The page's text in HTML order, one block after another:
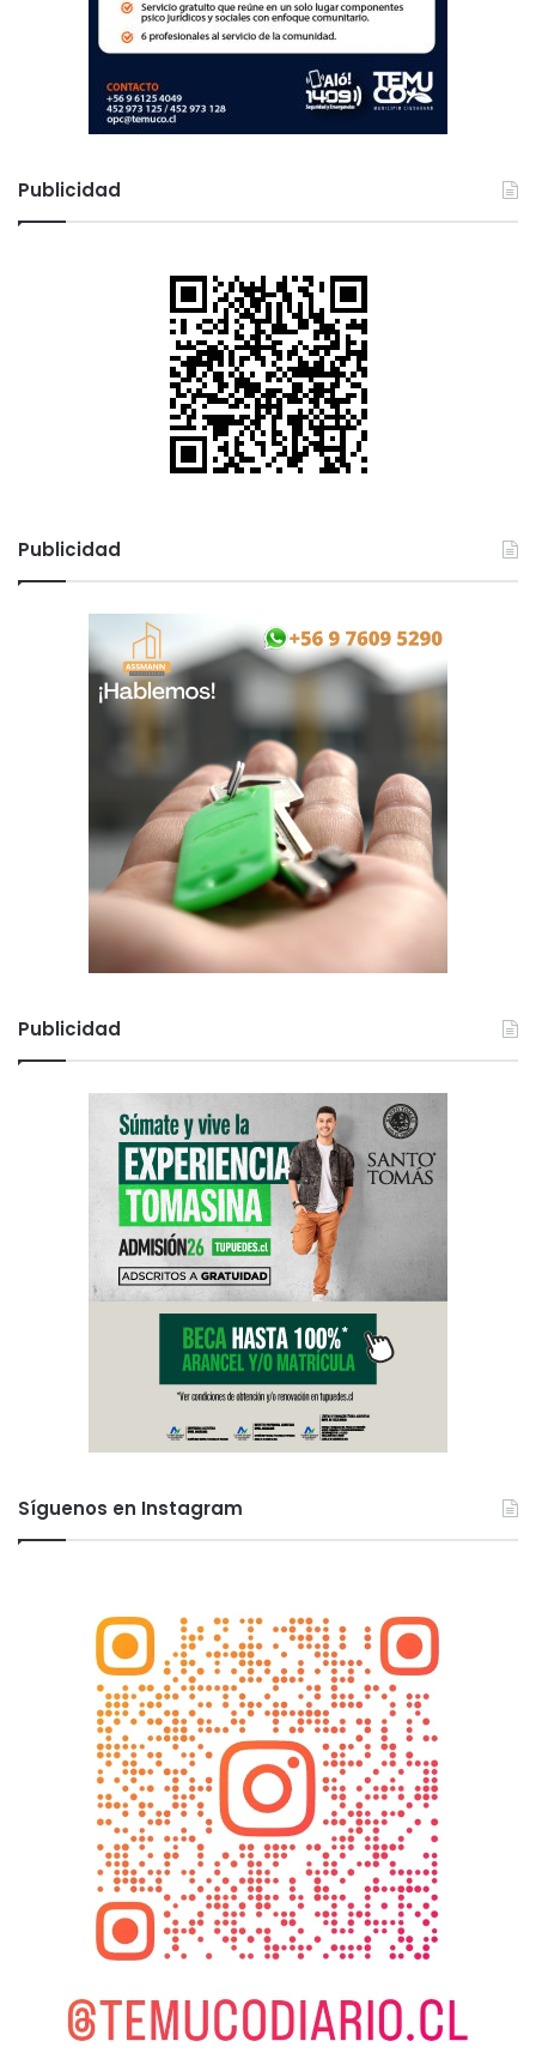
Publicidad
Publicidad
Publicidad
Síguenos en Instagram